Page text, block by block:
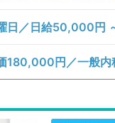
180,000円／一般